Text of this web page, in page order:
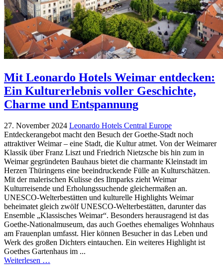
Mit Leonardo Hotels Weimar entdecken:
Ein Kulturerlebnis voller Geschichte,
Charme und Entspannung
27. November 2024 Leonardo Hotels Central Europe
Entdeckerangebot macht den Besuch der Goethe-Stadt noch
attraktiver Weimar – eine Stadt, die Kultur atmet. Von der Weimarer
Klassik über Franz Liszt und Friedrich Nietzsche bis hin zum in
Weimar gegründeten Bauhaus bietet die charmante Kleinstadt im
Herzen Thüringens eine beeindruckende Fülle an Kulturschätzen.
Mit der malerischen Kulisse des Ilmparks zieht Weimar
Kulturreisende und Erholungssuchende gleichermaßen an.
UNESCO-Welterbestätten und kulturelle Highlights Weimar
beheimatet gleich zwölf UNESCO-Welterbestätten, darunter das
Ensemble „Klassisches Weimar“. Besonders herausragend ist das
Goethe-Nationalmuseum, das auch Goethes ehemaliges Wohnhaus
am Frauenplan umfasst. Hier können Besucher in das Leben und
Werk des großen Dichters eintauchen. Ein weiteres Highlight ist
Goethes Gartenhaus im ...
Weiterlesen …